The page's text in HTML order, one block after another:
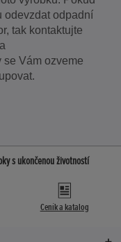
odevzdat odpadní
tak kontaktujte
se Vám ozveme
s ukončenou životností
Ceník a katalog